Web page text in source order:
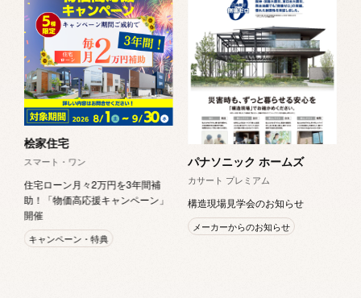
桧家住宅
スマート・ワン
住宅ローン月々2万円を3年間補
助！「物価高応援キャンペーン」
開催
キャンペーン・特典
パナソニック ホームズ
カサート プレミアム
構造現場見学会のお知らせ
メーカーからのお知らせ